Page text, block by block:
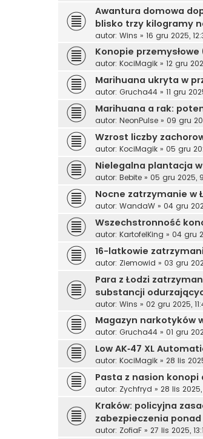
Awantura domowa
blisko trzy kilogramy
autor: Wins » 16 gru 2025,
Konopie
autor: KociMagik » 12 gru
Marihuana ukryta w
autor: Grucha44 » 11 gru
Marihuana a rak:
autor: NeonPulse » 09 gru
Wzrost liczby
autor: KociMagik » 05 gru
Nielegalna plantacja
autor: Bebite » 05 gru 2025,
Nocne zatrzymanie w
autor: WandaW » 04 gru
Wszechstronność
autor: KartofelKing » 04 gru
16-latkowie
autor: Ziemowid » 03 gru
Para z Łodzi
substancji
autor: Wins » 02 gru 2025,
Magazyn narkotyków
autor: Grucha44 » 01 gru
Low AK‑47 XL
autor: KociMagik » 28 lis
Pasta z nasion
autor: Zychfryd » 28 lis 2025,
Kraków: policyjna
zabezpieczenia
autor: ZofiaF » 27 lis 2025,